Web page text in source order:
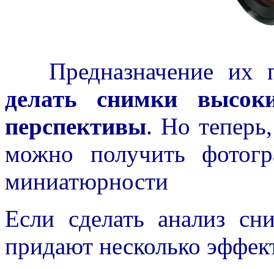
Предназначение их
делать снимки
перспективы. Но
можно получить
миниатюрности
Если сделать анализ
придают несколько